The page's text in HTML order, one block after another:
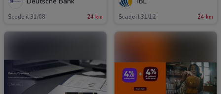
Scade il 31/08 24 km Scade il 31/12 24 km